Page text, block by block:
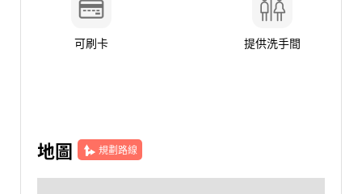
可刷卡 提供洗手間
地圖 規劃路線